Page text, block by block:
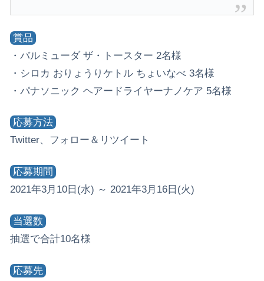
賞品
・バルミューダ ザ・トースター 2名様
・シロカ おりょうりケトル ちょいなべ 3名様
・パナソニック ヘアードライヤーナノケア 5名様
応募方法
Twitter、フォロー＆リツイート
応募期間
2021年3月10日(水) ～ 2021年3月16日(火)
当選数
抽選で合計10名様
応募先